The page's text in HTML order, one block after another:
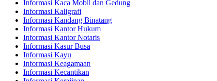
Informasi Kaca Mobil dan Gedung
Informasi Kaligrafi
Informasi Kandang Binatang
Informasi Kantor Hukum
Informasi Kantor Notaris
Informasi Kasur Busa
Informasi Kayu
Informasi Keagamaan
Informasi Kecantikan